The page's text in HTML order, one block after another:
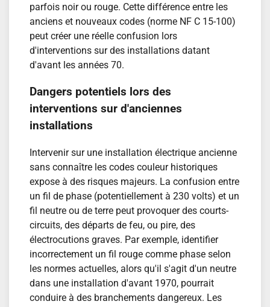
parfois noir ou rouge. Cette différence entre les
anciens et nouveaux codes (norme NF C 15-100)
peut créer une réelle confusion lors
d'interventions sur des installations datant
d'avant les années 70.
Dangers potentiels lors des
interventions sur d'anciennes
installations
Intervenir sur une installation électrique ancienne
sans connaître les codes couleur historiques
expose à des risques majeurs. La confusion entre
un fil de phase (potentiellement à 230 volts) et un
fil neutre ou de terre peut provoquer des courts-
circuits, des départs de feu, ou pire, des
électrocutions graves. Par exemple, identifier
incorrectement un fil rouge comme phase selon
les normes actuelles, alors qu'il s'agit d'un neutre
dans une installation d'avant 1970, pourrait
conduire à des branchements dangereux. Les